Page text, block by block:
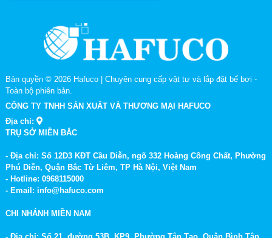
Bản quyền © 2026 Hafuco | Chuyên cung cấp vật tư và lắp đặt bể bơi -
Toàn bộ phiên bản.
CÔNG TY TNHH SẢN XUẤT VÀ THƯƠNG MẠI HAFUCO
Địa chỉ:
TRỤ SỞ MIỀN BẮC
- Địa chỉ: Số 12D3 KĐT Cầu Diễn, ngõ 332 Hoàng Công Chất, Phường
Phú Diễn, Quận Bắc Từ Liêm, TP Hà Nội, Việt Nam
- Hotline: 0968115000
- Email: info@hafuco.com
CHI NHÁNH MIỀN NAM